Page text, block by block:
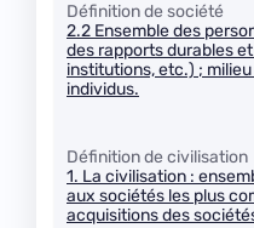
Définition de société
2.2 Ensemble des
des rapports durables
institutions, etc.) ;
individus.
Définition de civilisation
1. La civilisation :
aux sociétés les plus
acquisitions des